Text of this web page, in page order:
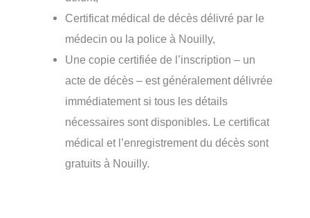
Certificat médical de décès délivré par le
médecin ou la police à Nouilly,
Une copie certifiée de l’inscription – un
acte de décès – est généralement délivrée
immédiatement si tous les détails
nécessaires sont disponibles. Le certificat
médical et l’enregistrement du décès sont
gratuits à Nouilly.